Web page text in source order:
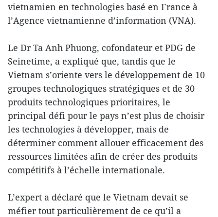
vietnamien en technologies basé en France à
l’Agence vietnamienne d’information (VNA).
Le Dr Ta Anh Phuong, cofondateur et PDG de
Seinetime, a expliqué que, tandis que le
Vietnam s’oriente vers le développement de 10
groupes technologiques stratégiques et de 30
produits technologiques prioritaires, le
principal défi pour le pays n’est plus de choisir
les technologies à développer, mais de
déterminer comment allouer efficacement des
ressources limitées afin de créer des produits
compétitifs à l’échelle internationale.
L’expert a déclaré que le Vietnam devait se
méfier tout particulièrement de ce qu’il a